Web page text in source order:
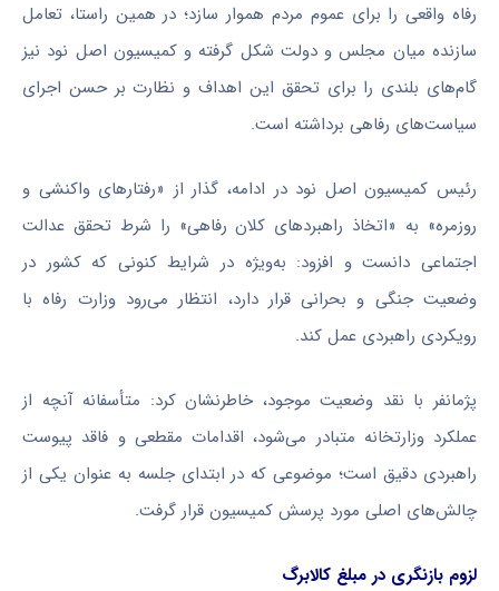
رفاه واقعی را برای عموم مردم هموار سازد؛ در همین راستا، تعامل
سازنده میان مجلس و دولت شکل گرفته و کمیسیون اصل نود نیز
گام‌های بلندی را برای تحقق این اهداف و نظارت بر حسن اجرای
سیاست‌های رفاهی برداشته است.
رئیس کمیسیون اصل نود در ادامه، گذار از «رفتارهای واکنشی و
روزمره» به «اتخاذ راهبردهای کلان رفاهی» را شرط تحقق عدالت
اجتماعی دانست و افزود: به‌ویژه در شرایط کنونی که کشور در
وضعیت جنگی و بحرانی قرار دارد، انتظار می‌رود وزارت رفاه با
رویکردی راهبردی عمل کند.
پژمانفر با نقد وضعیت موجود، خاطرنشان کرد: متأسفانه آنچه از
عملکرد وزارتخانه متبادر می‌شود، اقدامات مقطعی و فاقد پیوست
راهبردی دقیق است؛ موضوعی که در ابتدای جلسه به عنوان یکی از
چالش‌های اصلی مورد پرسش کمیسیون قرار گرفت.
لزوم بازنگری در مبلغ کالابرگ